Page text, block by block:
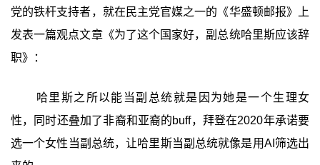
党的铁杆支持者，就在民主党官媒之一的《华盛顿邮报》上
发表一篇观点文章《为了这个国家好，副总统哈里斯应该辞
职》：
哈里斯之所以能当副总统就是因为她是一个生理女
性，同时还叠加了非裔和亚裔的buff，拜登在2020年承诺要
选一个女性当副总统，让哈里斯当副总统就像是用AI筛选出